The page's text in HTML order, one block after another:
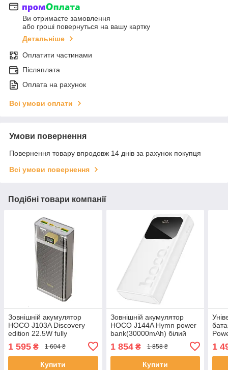
Ви отримаєте замовлення
або гроші повернуться на вашу картку
Детальніше
Оплатити частинами
Післяплата
Оплата на рахунок
Всі умови оплати
Умови повернення
Повернення товару впродовж 14 днів за рахунок покупця
Всі умови повернення
Подібні товари компанії
Зовнішній акумулятор
HOCO J103A Discovery
edition 22.5W fully
bank(20000mAh) сірий
1 595 ₴ 1 604 ₴
Купити
Зовнішній акумулятор
HOCO J144A Hymn power
bank(30000mAh) білий
1 854₴ 1 858 ₴
Купити
1